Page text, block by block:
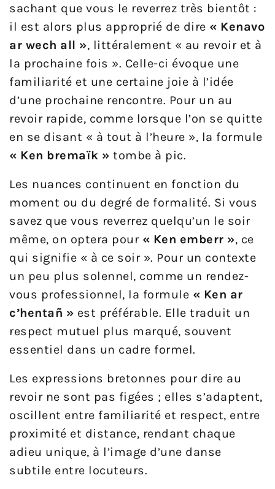
sachant que vous le reverrez très bientôt :
il est alors plus approprié de dire « Kenavo
ar wech all », littéralement « au revoir et à
la prochaine fois ». Celle-ci évoque une
familiarité et une certaine joie à l’idée
d’une prochaine rencontre. Pour un au
revoir rapide, comme lorsque l’on se quitte
en se disant « à tout à l’heure », la formule
« Ken bremaïk » tombe à pic.
Les nuances continuent en fonction du
moment ou du degré de formalité. Si vous
savez que vous reverrez quelqu’un le soir
même, on optera pour « Ken emberr », ce
qui signifie « à ce soir ». Pour un contexte
un peu plus solennel, comme un rendez-
vous professionnel, la formule « Ken ar
c’hentañ » est préférable. Elle traduit un
respect mutuel plus marqué, souvent
essentiel dans un cadre formel.
Les expressions bretonnes pour dire au
revoir ne sont pas figées ; elles s’adaptent,
oscillent entre familiarité et respect, entre
proximité et distance, rendant chaque
adieu unique, à l’image d’une danse
subtile entre locuteurs.